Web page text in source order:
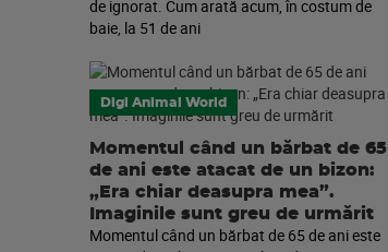
de ignorat. Cum arată acum, în costum de
baie, la 51 de ani
Digi Animal World
Momentul când un bărbat de 65
de ani este atacat de un bizon:
„Era chiar deasupra mea”.
Imaginile sunt greu de urmărit
Momentul când un bărbat de 65 de ani este